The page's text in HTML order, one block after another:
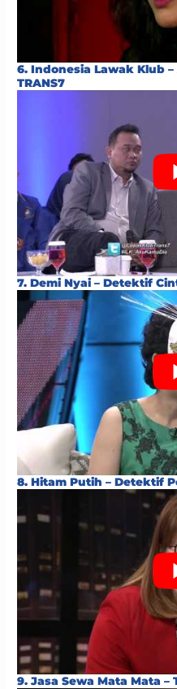
6. Indonesia Lawak Klub
TRANS7
7. Demi Nyai – Detektif
8. Hitam Putih – Detektif
9. Jasa Sewa Mata Mata –